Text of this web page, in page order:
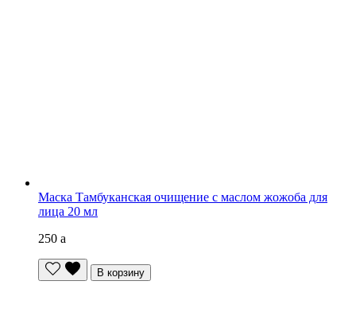
Маска Тамбуканская очищение с маслом жожоба для
лица 20 мл
250 a
В корзину